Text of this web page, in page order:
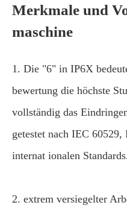
Merkmale und
maschine
1. Die "6" in IP6X
bewertung die höchste
vollständig das
getestet nach IEC
internat ionalen
2. extrem versiegelter